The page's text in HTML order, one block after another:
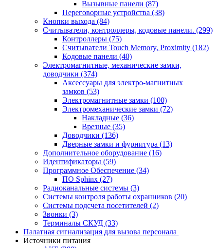
Вызывные панели (87)
Переговорные устройства (38)
Кнопки выхода (84)
Считыватели, контроллеры, кодовые панели. (299)
Контроллеры (75)
Считыватели Touch Memory, Proximity (182)
Кодовые панели (40)
Электромагнитные, механические замки,
доводчики (374)
Аксессуары для электро-магнитных
замков (53)
Электромагнитные замки (100)
Электромеханические замки (72)
Накладные (36)
Врезные (35)
Доводчики (136)
Дверные замки и фурнитура (13)
Дополнительное оборудование (16)
Идентификаторы (59)
Программное Обеспечение (34)
ПО Sphinx (27)
Радиоканальные системы (3)
Системы контроля работы охранников (20)
Системы подсчета посетителей (2)
Звонки (3)
Терминалы СКУД (33)
Палатная сигнализация для вызова персонала
Источники питания